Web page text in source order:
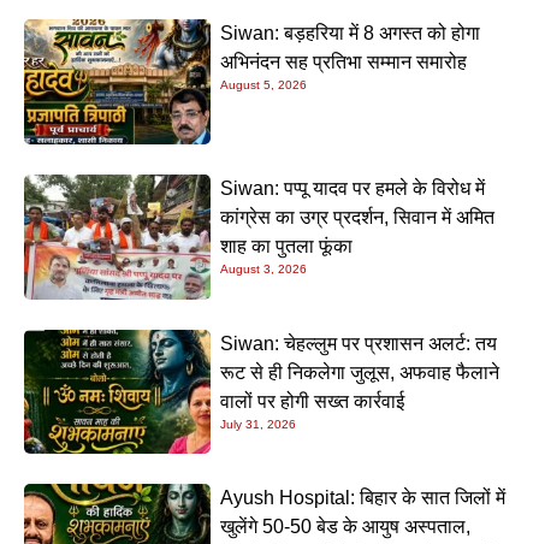
Siwan: बड़हरिया में 8 अगस्त को होगा
अभिनंदन सह प्रतिभा सम्मान समारोह
August 5, 2026
Siwan: पप्पू यादव पर हमले के विरोध में
कांग्रेस का उग्र प्रदर्शन, सिवान में अमित
शाह का पुतला फूंका
August 3, 2026
Siwan: चेहल्लुम पर प्रशासन अलर्ट: तय
रूट से ही निकलेगा जुलूस, अफवाह फैलाने
वालों पर होगी सख्त कार्रवाई
July 31, 2026
Ayush Hospital: बिहार के सात जिलों में
खुलेंगे 50-50 बेड के आयुष अस्पताल,